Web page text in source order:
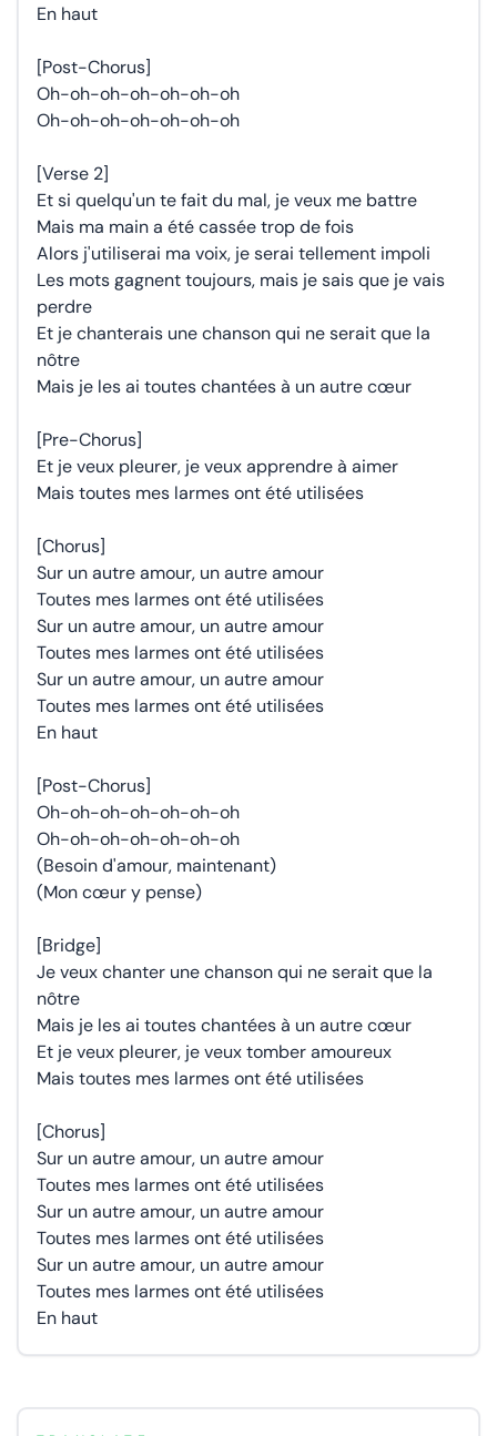
En haut
[Post-Chorus]
Oh-oh-oh-oh-oh-oh-oh
Oh-oh-oh-oh-oh-oh-oh
[Verse 2]
Et si quelqu'un te fait du mal, je veux me battre
Mais ma main a été cassée trop de fois
Alors j'utiliserai ma voix, je serai tellement impoli
Les mots gagnent toujours, mais je sais que je vais
perdre
Et je chanterais une chanson qui ne serait que la
nôtre
Mais je les ai toutes chantées à un autre cœur
[Pre-Chorus]
Et je veux pleurer, je veux apprendre à aimer
Mais toutes mes larmes ont été utilisées
[Chorus]
Sur un autre amour, un autre amour
Toutes mes larmes ont été utilisées
Sur un autre amour, un autre amour
Toutes mes larmes ont été utilisées
Sur un autre amour, un autre amour
Toutes mes larmes ont été utilisées
En haut
[Post-Chorus]
Oh-oh-oh-oh-oh-oh-oh
Oh-oh-oh-oh-oh-oh-oh
(Besoin d'amour, maintenant)
(Mon cœur y pense)
[Bridge]
Je veux chanter une chanson qui ne serait que la
nôtre
Mais je les ai toutes chantées à un autre cœur
Et je veux pleurer, je veux tomber amoureux
Mais toutes mes larmes ont été utilisées
[Chorus]
Sur un autre amour, un autre amour
Toutes mes larmes ont été utilisées
Sur un autre amour, un autre amour
Toutes mes larmes ont été utilisées
Sur un autre amour, un autre amour
Toutes mes larmes ont été utilisées
En haut